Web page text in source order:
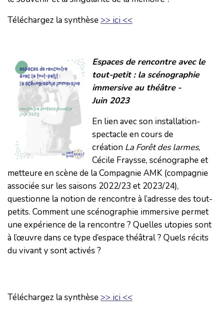
Téléchargez la synthèse>> ici <<
Espaces de rencontre avec le
tout-petit : la scénographie
immersive au théâtre -
Juin 2023
En lien avec son installation-
spectacle en cours de
création La Forêt des larmes,
Cécile Fraysse, scénographe et
metteure en scène de la Compagnie AMK (compagnie
associée sur les saisons 2022/23 et 2023/24),
questionne la notion de rencontre à l’adresse des tout-
petits. Comment une scénographie immersive permet
une expérience de la rencontre ? Quelles utopies sont
à l’œuvre dans ce type d’espace théâtral ? Quels récits
du vivant y sont activés ?
Téléchargez la synthèse>> ici <<